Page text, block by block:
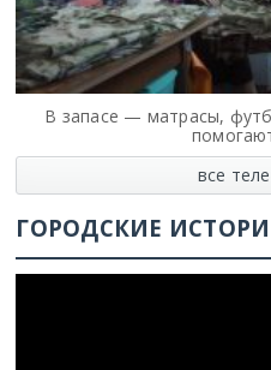
В запасе — матрасы,
все
ГОРОДСКИЕ